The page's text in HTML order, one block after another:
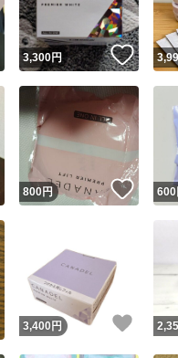
スピード＆安心発送
こ
ます
スピード発送 こ
安心発送 こ
いいね！
3,300円 いい
いいね！
800円 いい600
いいね！
3,400 円 いい